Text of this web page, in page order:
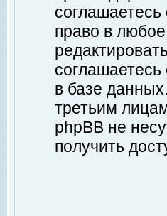
соглашаетесь
право в
в базе
третьим
phpBB не
получить